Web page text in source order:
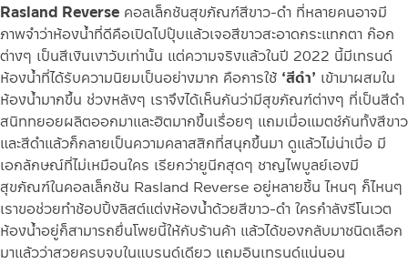
Rasland Reverse คอลเล็กชันสุขภัณฑ์สีขาว-ดำ ที่หลายคนอาจมี
ภาพจำว่าห้องน้ำที่ดีคือเปิดไปปุ๊บแล้วเจอสีขาวสะอาดกระแทกตา ก๊อก
ต่างๆ เป็นสีเงินเงาวับเท่านั้น แต่ความจริงแล้วในปี 2022 นี้มีเทรนด์
ห้องน้ำที่ได้รับความนิยมเป็นอย่างมาก คือการใช้ ‘สีดำ’ เข้ามาผสมใน
ห้องน้ำมากขึ้น ช่วงหลังๆ เราจึงได้เห็นกันว่ามีสุขภัณฑ์ต่างๆ ที่เป็นสีดำ
สนิททยอยผลิตออกมาและฮิตมากขึ้นเรื่อยๆ แถมเมื่อแมตช์กันทั้งสีขาว
และสีดำแล้วก็กลายเป็นความคลาสสิกที่สนุกขึ้นมา ดูแล้วไม่น่าเบื่อ มี
เอกลักษณ์ที่ไม่เหมือนใคร เรียกว่ายูนีกสุดๆ ชาญไพบูลย์เองมี
สุขภัณฑ์ในคอลเล็กชัน Rasland Reverse อยู่หลายชิ้น ไหนๆ ก็ไหนๆ
เราขอช่วยทำช้อปปิ้งลิสต์แต่งห้องน้ำด้วยสีขาว-ดำ ใครกำลังรีโนเวต
ห้องน้ำอยู่ก็สามารถยื่นโพยนี้ให้กับร้านค้า แล้วได้ของกลับมาชนิดเลือก
มาแล้วว่าสวยครบจบในแบรนด์เดียว แถมอินเทรนด์แน่นอน